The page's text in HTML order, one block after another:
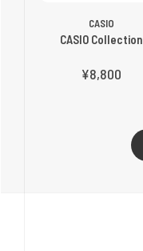
CASIO
CASIO Collection
¥8,800